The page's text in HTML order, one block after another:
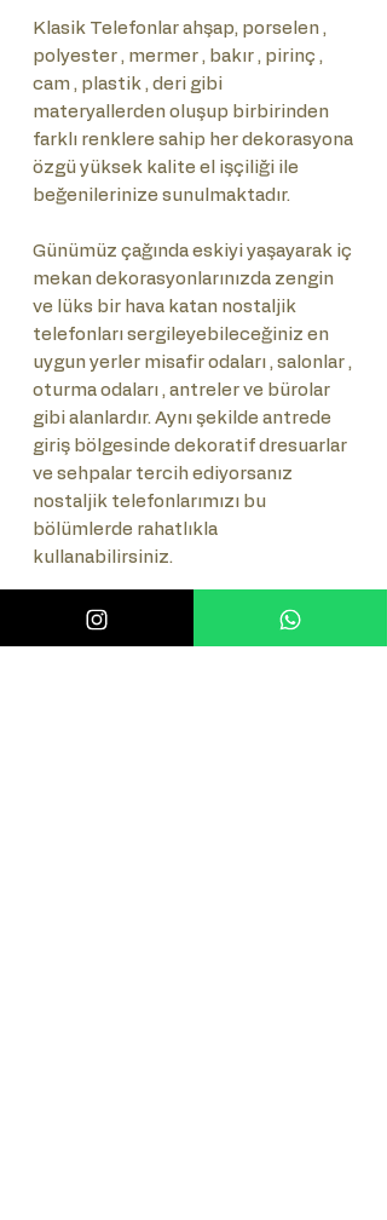
Klasik Telefonlar ahşap, porselen ,
polyester , mermer , bakır , pirinç ,
cam , plastik , deri gibi
materyallerden oluşup birbirinden
farklı renklere sahip her dekorasyona
özgü yüksek kalite el işçiliği ile
beğenilerinize sunulmaktadır.
Günümüz çağında eskiyi yaşayarak iç
mekan dekorasyonlarınızda zengin
ve lüks bir hava katan nostaljik
telefonları sergileyebileceğiniz en
uygun yerler misafir odaları , salonlar ,
oturma odaları , antreler ve bürolar
gibi alanlardır. Aynı şekilde antrede
giriş bölgesinde dekoratif dresuarlar
ve sehpalar tercih ediyorsanız
nostaljik telefonlarımızı bu
bölümlerde rahatlıkla
kullanabilirsiniz.
Önemli Not